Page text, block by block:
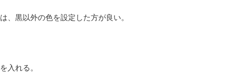
、黒以外の色を設定した方が良い。
入れる。